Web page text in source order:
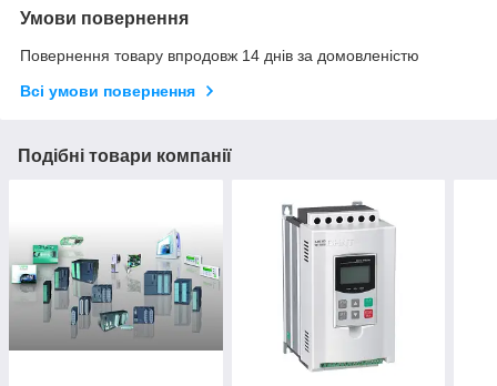
Умови повернення
Повернення товару впродовж 14 днів за домовленістю
Всі умови повернення
Подібні товари компанії